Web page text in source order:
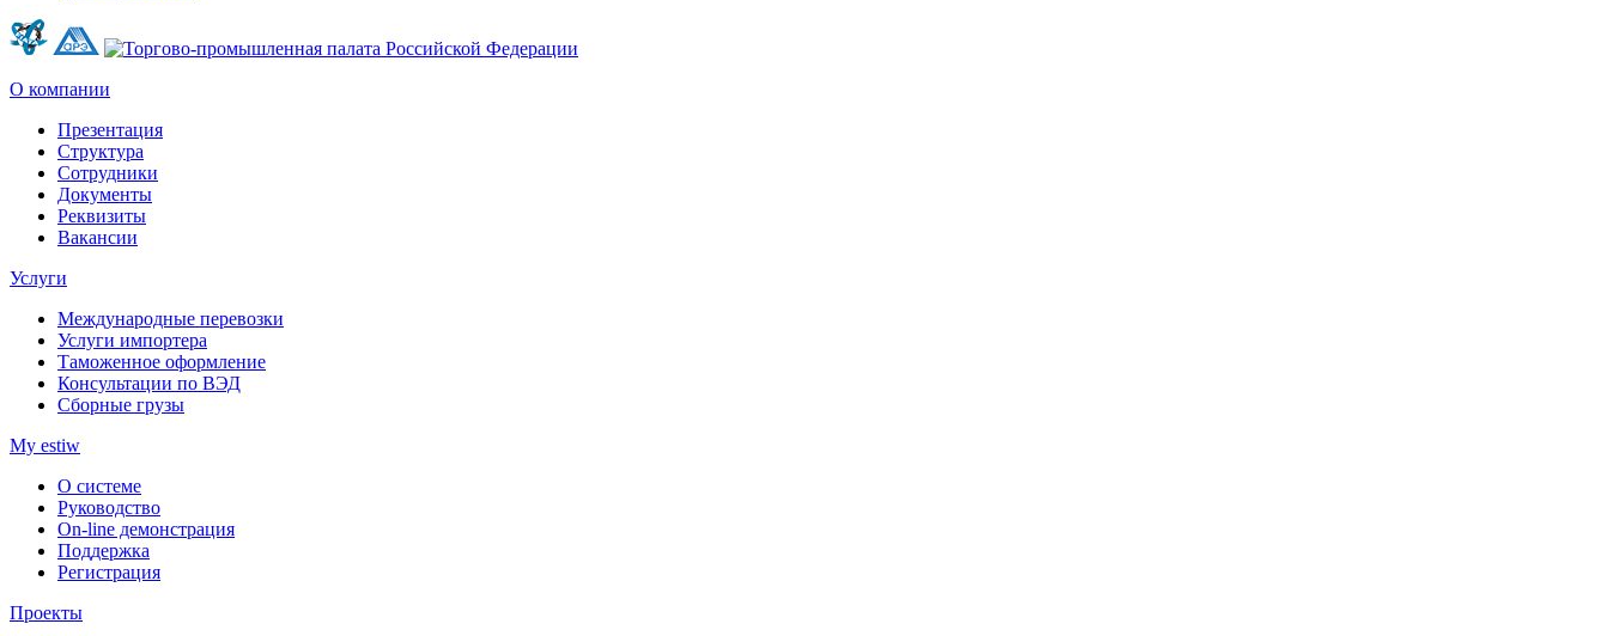
О компании
Презентация
Структура
Сотрудники
Документы
Реквизиты
Вакансии
Услуги
Международные перевозки
Услуги импортера
Таможенное оформление
Консультации по ВЭД
Сборные грузы
My estiw
О системе
Руководство
On-line демонстрация
Поддержка
Регистрация
Проекты